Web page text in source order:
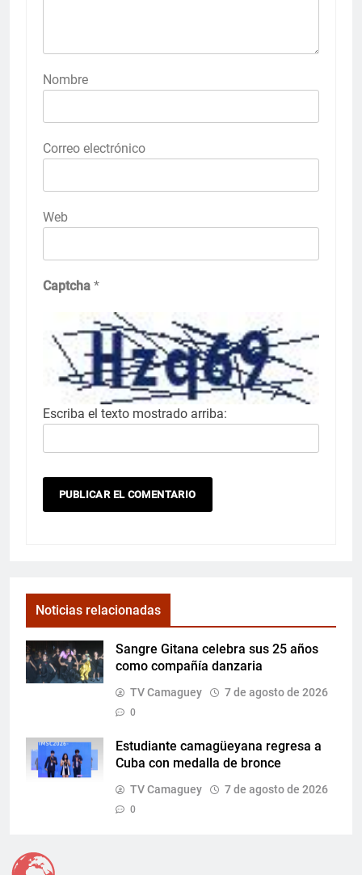
Nombre
Correo electrónico
Web
Captcha *
Escriba el texto mostrado arriba:
Noticias relacionadas
Sangre Gitana celebra sus 25 años
como compañía danzaria
TV Camaguey 7 de agosto de 2026
0
Estudiante camagüeyana regresa a
Cuba con medalla de bronce
TV Camaguey 7 de agosto de 2026
0